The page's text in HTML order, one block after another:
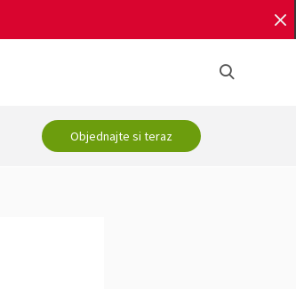
Objednajte si teraz